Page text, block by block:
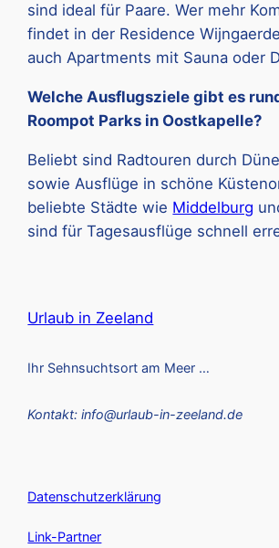
sind ideal für Paare. Wer mehr
findet in der Residence
auch Apartments mit Sauna oder
Welche Ausflugsziele gibt es
Roompot Parks in Oostkapelle?
Beliebt sind Radtouren durch
sowie Ausflüge in schöne
beliebte Städte wie Middelburg
sind für Tagesausflüge schnell
Urlaub in Zeeland
Ihr Sehnsuchtsort am Meer …
Kontakt: info@urlaub-in-zeeland.de
Datenschutzerklärung
Link-Partner